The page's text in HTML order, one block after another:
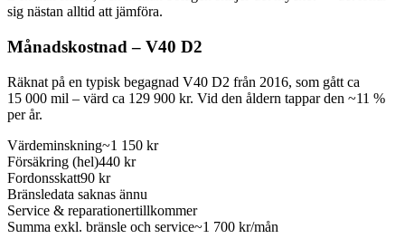
sig nästan alltid att jämföra.
Månadskostnad – V40 D2
Räknat på en typisk begagnad V40 D2 från 2016, som gått ca
15 000 mil – värd ca 129 900 kr. Vid den åldern tappar den ~11 %
per år.
Värdeminskning~1 150 kr
Försäkring (hel)440 kr
Fordonsskatt90 kr
Bränsledata saknas ännu
Service & reparationertillkommer
Summa exkl. bränsle och service~1 700 kr/mån